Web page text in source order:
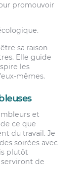
promouvoir
sa raison
Elle guide
les
mêmes.
et
ce que
du travail. Je
soirées avec
plutôt
de